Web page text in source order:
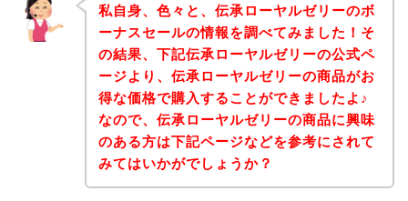
私自身、色々と、伝承ローヤルゼリーのボ
ーナスセールの情報を調べてみました！そ
の結果、下記伝承ローヤルゼリーの公式ペ
ージより、伝承ローヤルゼリーの商品がお
得な価格で購入することができましたよ♪
なので、伝承ローヤルゼリーの商品に興味
のある方は下記ページなどを参考にされて
みてはいかがでしょうか？